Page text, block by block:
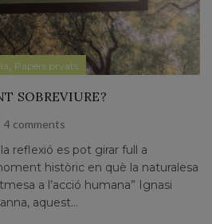
, Papers prvats
SOBREVIURE?
4 comments
reflexió es pot girar full a
històric en què la naturalesa
a l’acció humana” Ignasi
aquest...